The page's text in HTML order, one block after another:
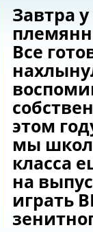
Завтра
Все
этом
мы
класса
на
играть